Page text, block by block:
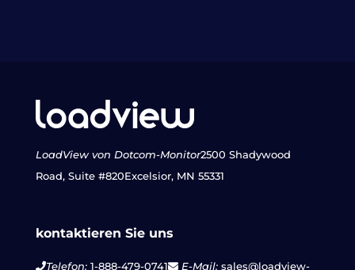
LoadView von Dotcom-Monitor2500 Shadywood
Road, Suite #820Excelsior, MN 55331
kontaktieren Sie uns
Telefon:1-888-479-0741 E-Mail:sales@loadview-